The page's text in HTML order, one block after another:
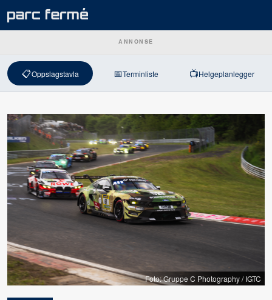
ANNONSE
📋Oppslagstavla 📅Terminliste 📺Helgeplanlegger
Foto: Gruppe C Photography / IGTC